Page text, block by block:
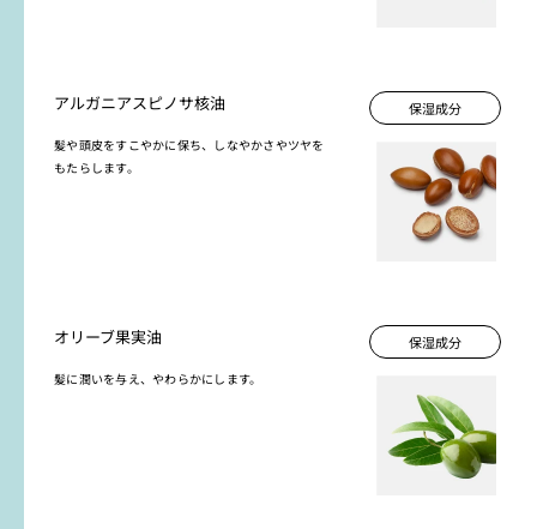
アルガニアスピノサ核油
髪や頭皮をすこやかに保ち、しなやかさやツヤを
もたらします。
保湿成分
オリーブ果実油
髪に潤いを与え、やわらかにします。
保湿成分